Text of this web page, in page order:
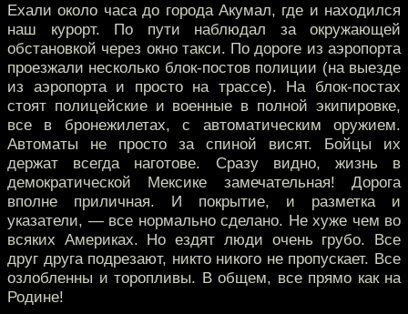
Ехали около часа до города Акумал, где и находился
наш курорт. По пути наблюдал за окружающей
обстановкой через окно такси. По дороге из аэропорта
проезжали несколько блок-постов полиции (на выезде
из аэропорта и просто на трассе). На блок-постах
стоят полицейские и военные в полной экипировке,
все в бронежилетах, с автоматическим оружием.
Автоматы не просто за спиной висят. Бойцы их
держат всегда наготове. Сразу видно, жизнь в
демократической Мексике замечательная! Дорога
вполне приличная. И покрытие, и разметка и
указатели, — все нормально сделано. Не хуже чем во
всяких Америках. Но ездят люди очень грубо. Все
друг друга подрезают, никто никого не пропускает. Все
озлобленны и торопливы. В общем, все прямо как на
Родине!